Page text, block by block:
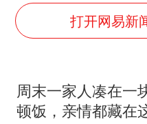
百花
胡彦
夯实
打开网易新
周末一家人凑在一
顿饭，亲情都藏在